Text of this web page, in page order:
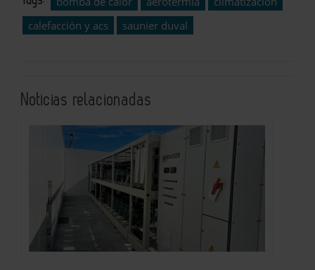
calefacción y acs
saunier duval
Noticias relacionadas